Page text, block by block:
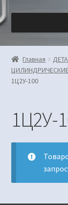
к
к
Главная
1Ц2У-100
1Ц2У-